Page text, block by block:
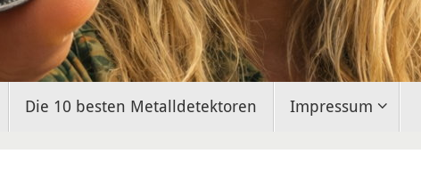
Die 10 besten Metalldetektoren Impressum